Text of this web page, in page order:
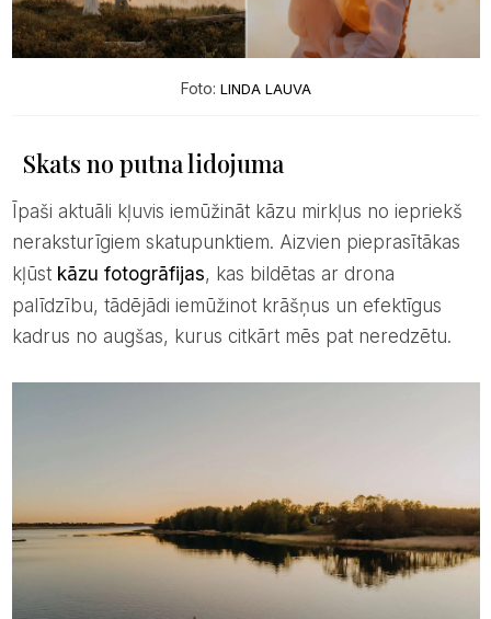
Foto: LINDA LAUVA
Skats no putna lidojuma
neraksturīgiem skatupunktiem. Aizvien pieprasītākas
kļūst kāzu fotogrāfijas, kas bildētas ar drona
palīdzību, tādējādi iemūžinot krāšņus un efektīgus
kadrus no augšas, kurus citkārt mēs pat neredzētu.